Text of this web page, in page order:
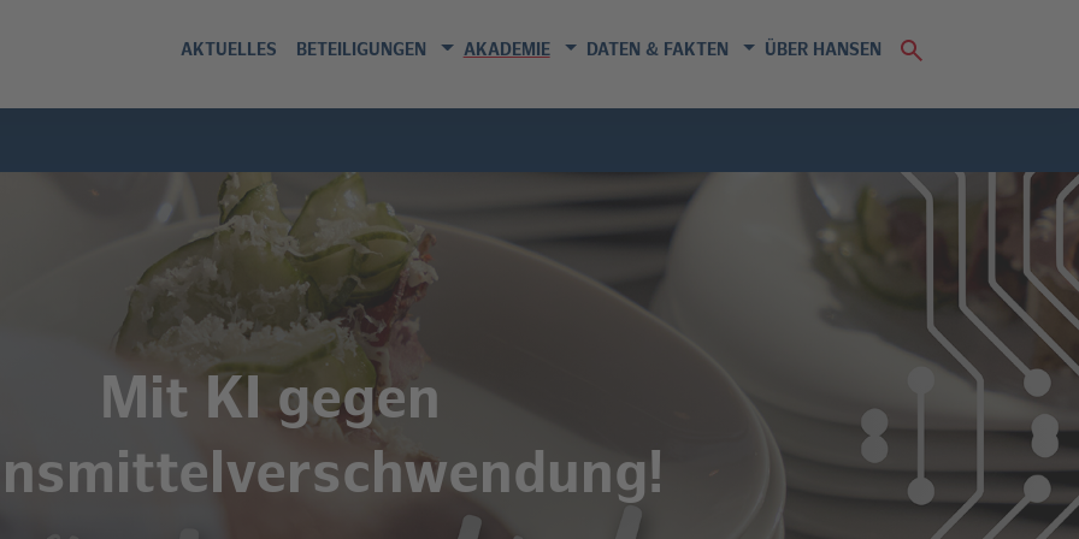
AKTUELLES BETEILIGUNGEN AKADEMIE DATEN & FAKTEN ÜBER HANSEN
Mit KI gegen